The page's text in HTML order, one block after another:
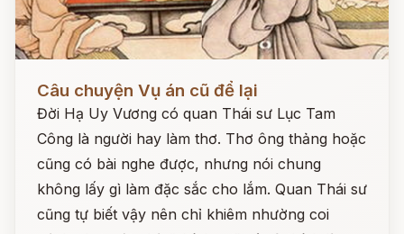
Câu chuyện Vụ án cũ để lại
Đời Hạ Uy Vương có quan Thái sư Lục Tam
Công là người hay làm thơ. Thơ ông thảng hoặc
cũng có bài nghe được, nhưng nói chung
không lấy gì làm đặc sắc cho lắm. Quan Thái sư
cũng tự biết vậy nên chỉ khiêm nhường coi